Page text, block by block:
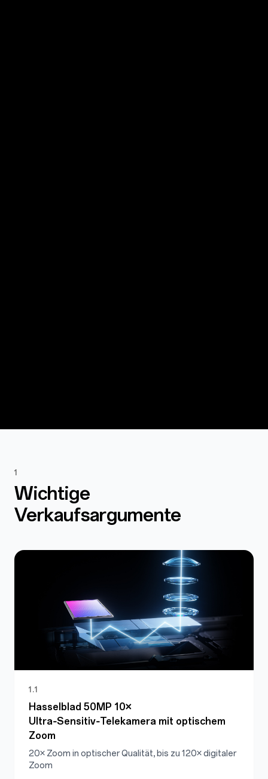
1
Wichtige
Verkaufsargumente
1.1
Hasselblad 50MP 10×
Ultra‑Sensitiv‑Telekamera mit optischem
Zoom
20× Zoom in optischer Qualität, bis zu 120× digitaler
Zoom